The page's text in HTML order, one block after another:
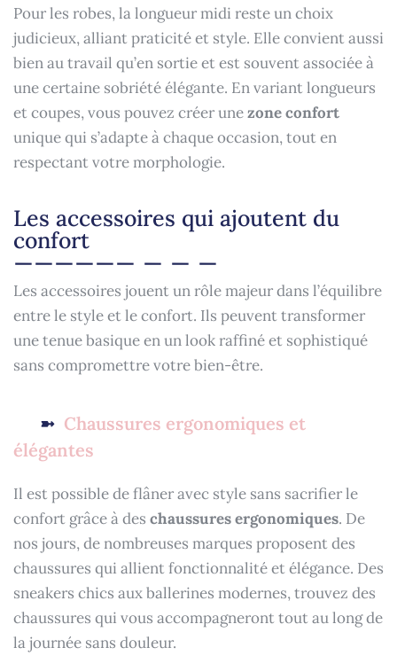
Pour les robes, la longueur midi reste un choix
judicieux, alliant praticité et style. Elle convient aussi
bien au travail qu’en sortie et est souvent associée à
une certaine sobriété élégante. En variant longueurs
et coupes, vous pouvez créer unezone confort
unique qui s’adapte à chaque occasion, tout en
respectant votre morphologie.
Les accessoires qui ajoutent du
confort
Les accessoires jouent un rôle majeur dans l’équilibre
entre le style et le confort. Ils peuvent transformer
une tenue basique en un look raffiné et sophistiqué
sans compromettre votre bien-être.
Chaussures ergonomiques et
élégantes
Il est possible de flâner avec style sans sacrifier le
confort grâce à des chaussures ergonomiques. De
nos jours, de nombreuses marques proposent des
chaussures qui allient fonctionnalité et élégance. Des
sneakers chics aux ballerines modernes, trouvez des
chaussures qui vous accompagneront tout au long de
la journée sans douleur.